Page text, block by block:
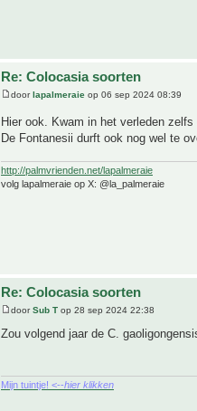
Re: Colocasia soorten
doorlapalmeraie op 06 sep 2024 08:39
Hier ook. Kwam in het verleden
De Fontanesii durft ook nog wel te
http://palmvrienden.net/lapalmeraie
volg lapalmeraie op X: @la_palmeraie
Re: Colocasia soorten
doorSub T op 28 sep 2024 22:38
Zou volgend jaar de C.
Mijn tuintje! <--hier klikken